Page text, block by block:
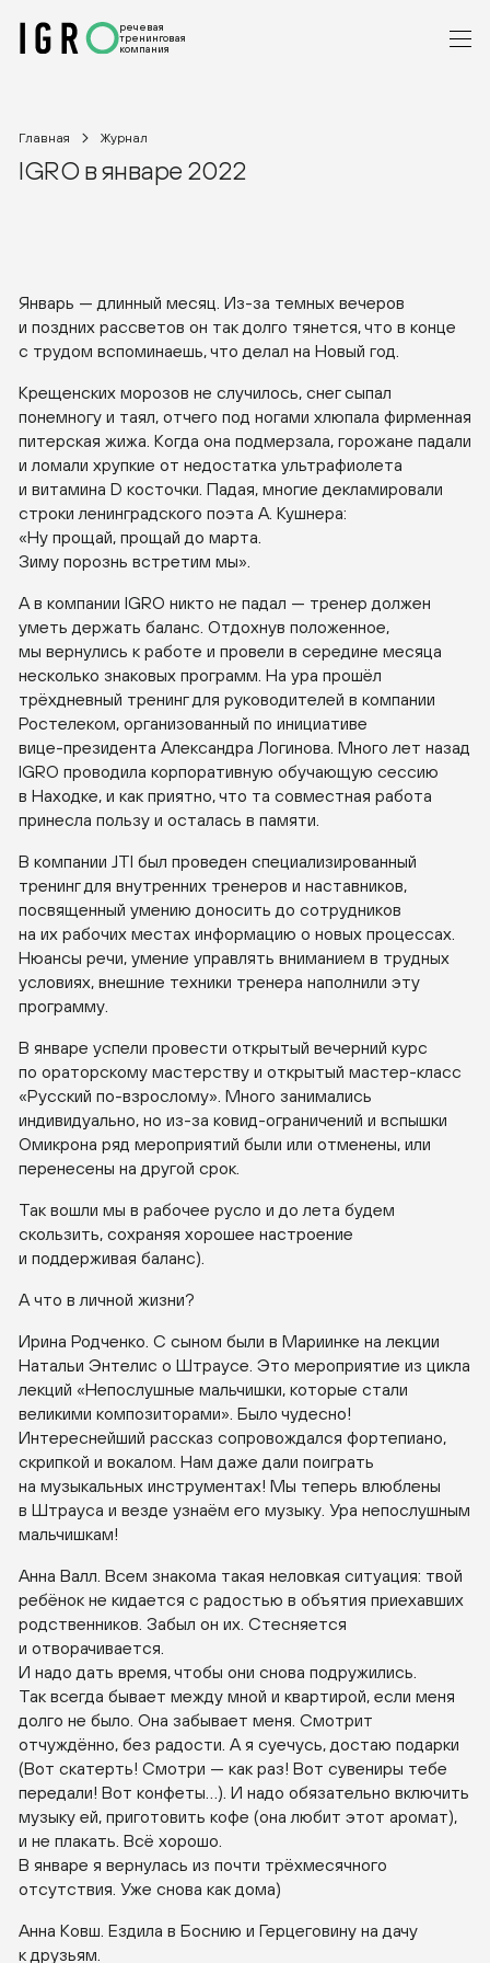
речевая
тренинговая
компания
Главная Журнал
IGRO в январе 2022
Январь — длинный месяц. Из-за темных вечеров
и поздних рассветов он так долго тянется, что в конце
с трудом вспоминаешь, что делал на Новый год.
Крещенских морозов не случилось, снег сыпал
понемногу и таял, отчего под ногами хлюпала фирменная
питерская жижа. Когда она подмерзала, горожане падали
и ломали хрупкие от недостатка ультрафиолета
и витамина D косточки. Падая, многие декламировали
строки ленинградского поэта А. Кушнера:
«Ну прощай, прощай до марта.
Зиму порознь встретим мы».
А в компании IGRO никто не падал — тренер должен
уметь держать баланс. Отдохнув положенное,
мы вернулись к работе и провели в середине месяца
несколько знаковых программ. На ура прошёл
трёхдневный тренинг для руководителей в компании
Ростелеком, организованный по инициативе
вице-президента Александра Логинова. Много лет назад
IGRO проводила корпоративную обучающую сессию
в Находке, и как приятно, что та совместная работа
принесла пользу и осталась в памяти.
В компании JTI был проведен специализированный
тренинг для внутренних тренеров и наставников,
посвященный умению доносить до сотрудников
на их рабочих местах информацию о новых процессах.
Нюансы речи, умение управлять вниманием в трудных
условиях, внешние техники тренера наполнили эту
программу.
В январе успели провести открытый вечерний курс
по ораторскому мастерству и открытый мастер-класс
«Русский по-взрослому». Много занимались
индивидуально, но из-за ковид-ограничений и вспышки
Омикрона ряд мероприятий были или отменены, или
перенесены на другой срок.
Так вошли мы в рабочее русло и до лета будем
скользить, сохраняя хорошее настроение
и поддерживая баланс).
А что в личной жизни?
Ирина Родченко. С сыном были в Мариинке на лекции
Натальи Энтелис о Штраусе. Это мероприятие из цикла
лекций «Непослушные мальчишки, которые стали
великими композиторами». Было чудесно!
Интереснейший рассказ сопровождался фортепиано,
скрипкой и вокалом. Нам даже дали поиграть
на музыкальных инструментах! Мы теперь влюблены
в Штрауса и везде узнаём его музыку. Ура непослушным
мальчишкам!
Анна Валл. Всем знакома такая неловкая ситуация: твой
ребёнок не кидается с радостью в объятия приехавших
родственников. Забыл он их. Стесняется
и отворачивается.
И надо дать время, чтобы они снова подружились.
Так всегда бывает между мной и квартирой, если меня
долго не было. Она забывает меня. Смотрит
отчуждённо, без радости. А я суечусь, достаю подарки
(Вот скатерть! Смотри — как раз! Вот сувениры тебе
передали! Вот конфеты…). И надо обязательно включить
музыку ей, приготовить кофе (она любит этот аромат),
и не плакать. Всё хорошо.
В январе я вернулась из почти трёхмесячного
отсутствия. Уже снова как дома)
Анна Ковш. Ездила в Боснию и Герцеговину на дачу
к друзьям.